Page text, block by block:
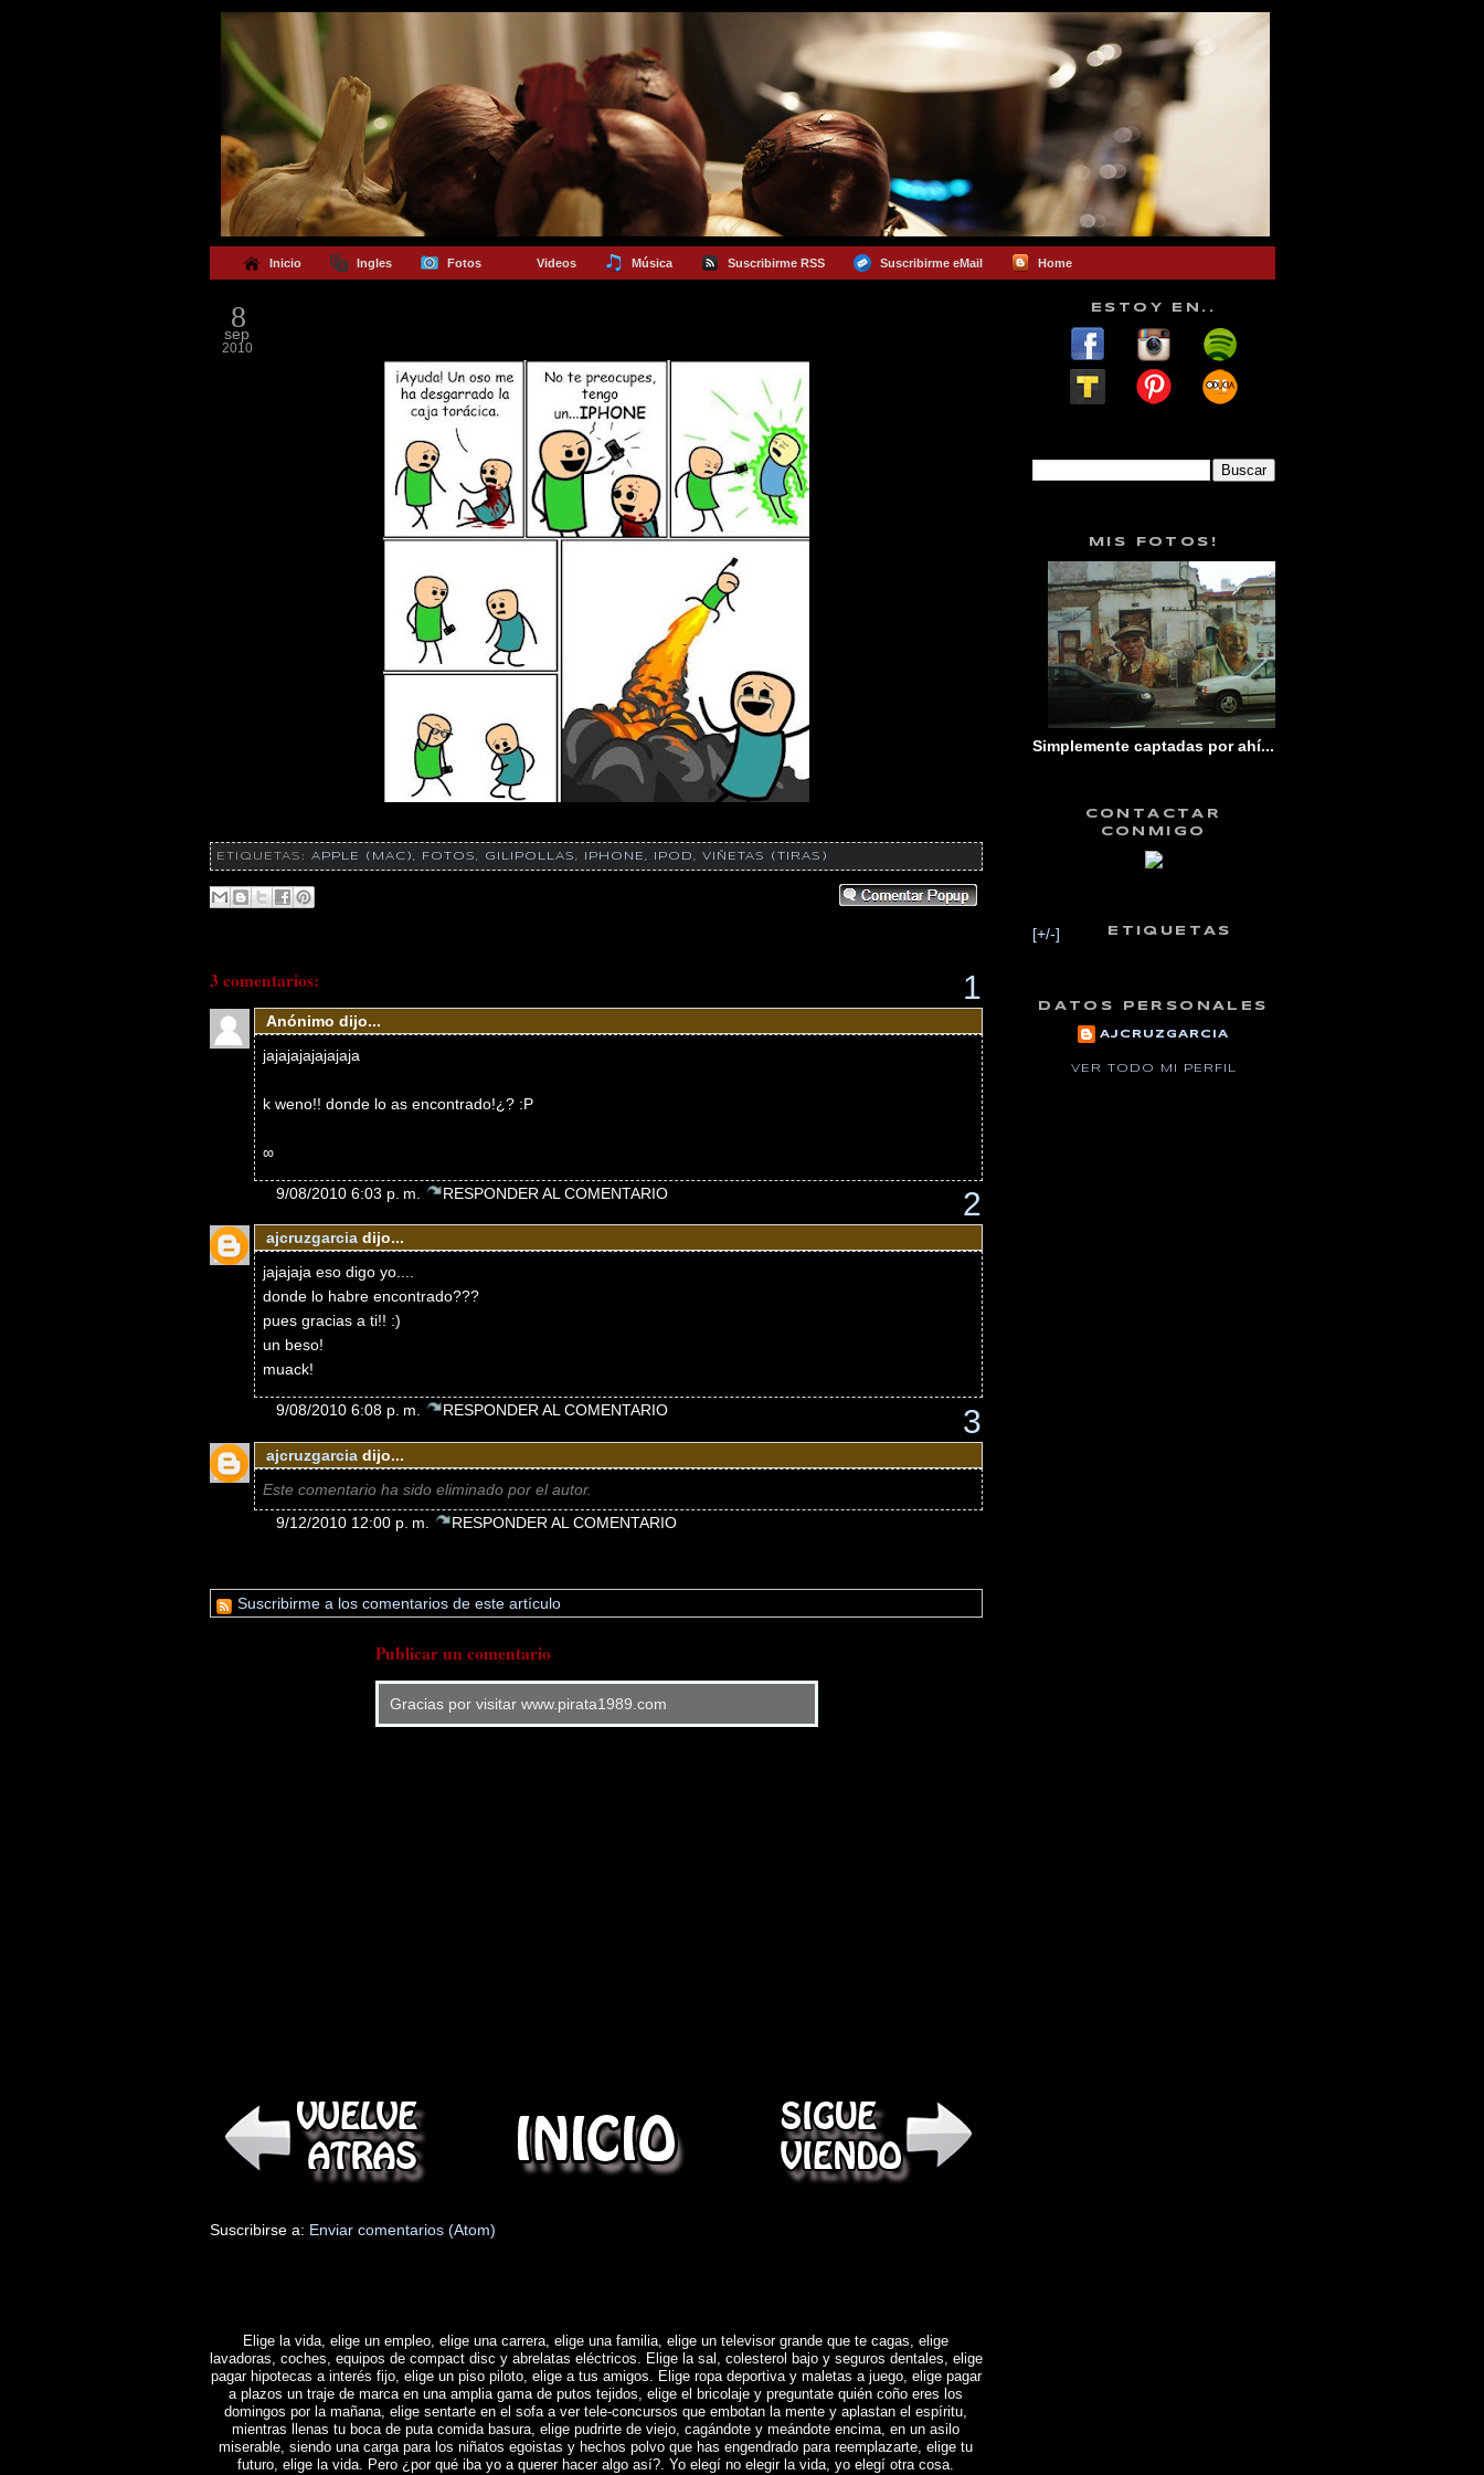
Inicio Ingles Fotos Videos Música Suscribirme RSS Suscribirme eMail Home
8
sep
2010
ETIQUETAS: APPLE (MAC) FOTOS GILIPOLLAS IPHONE IPOD VIÑETAS (TIRAS)
3 comentarios:
Anónimo dijo...
1
jajajajajajajaja
k weno!! donde lo as encontrado!¿? :P
∞
9/08/2010 6:03 p. m. RESPONDER AL COMENTARIO
ajcruzgarciadijo...
2
jajajaja eso digo yo....
donde lo habre encontrado???
pues gracias a ti!! :)
un beso!
muack!
9/08/2010 6:08 p. m. RESPONDER AL COMENTARIO
ajcruzgarciadijo...
3
Este comentario ha sido eliminado por el autor.
9/12/2010 12:00 p. m.
RESPONDER AL COMENTARIO
Suscribirme a los comentarios de este artículo
Publicar un comentario
Gracias por visitar www.pirata1989.com
Suscribirse a: Enviar comentarios (Atom)
Elige la vida, elige un empleo, elige una carrera, elige una familia, elige un televisor grande que te cagas, elige
lavadoras, coches, equipos de compact disc y abrelatas eléctricos. Elige la sal, colesterol bajo y seguros dentales, elige
pagar hipotecas a interés fijo, elige un piso piloto, elige a tus amigos. Elige ropa deportiva y maletas a juego, elige pagar
a plazos un traje de marca en una amplia gama de putos tejidos, elige el bricolaje y preguntate quién coño eres los
domingos por la mañana, elige sentarte en el sofa a ver tele-concursos que embotan la mente y aplastan el espíritu,
mientras llenas tu boca de puta comida basura, elige pudrirte de viejo, cagándote y meándote encima, en un asilo
miserable, siendo una carga para los niñatos egoistas y hechos polvo que has engendrado para reemplazarte, elige tu
futuro, elige la vida. Pero ¿por qué iba yo a querer hacer algo así?. Yo elegí no elegir la vida, yo elegí otra cosa.
ESTOY EN..
MIS FOTOS!
Simplemente captadas por ahí...
CONTACTAR
CONMIGO
[+/-] ETIQUETAS
DATOS PERSONALES
AJCRUZGARCIA
VER TODO MI PERFIL